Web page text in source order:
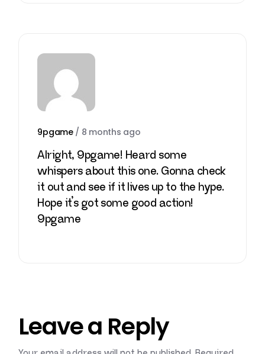
9pgame / 8 months ago
Alright, 9pgame! Heard some
whispers about this one. Gonna check
it out and see if it lives up to the hype.
Hope it’s got some good action!
9pgame
Leave a Reply